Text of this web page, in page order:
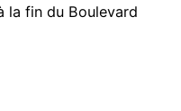
la fin du Boulevard